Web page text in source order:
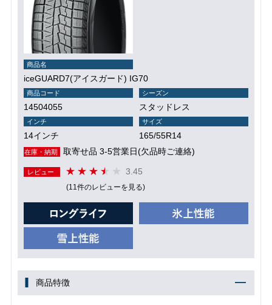
商品名
iceGUARD7(アイスガード) IG70
商品コード
14504055
シーズン
スタッドレス
インチ
14インチ
サイズ
165/55R14
在庫・納期 取寄せ品 3-5営業日(欠品時ご連絡)
レビュー 3.45
(11件のレビューを見る)
商品特徴